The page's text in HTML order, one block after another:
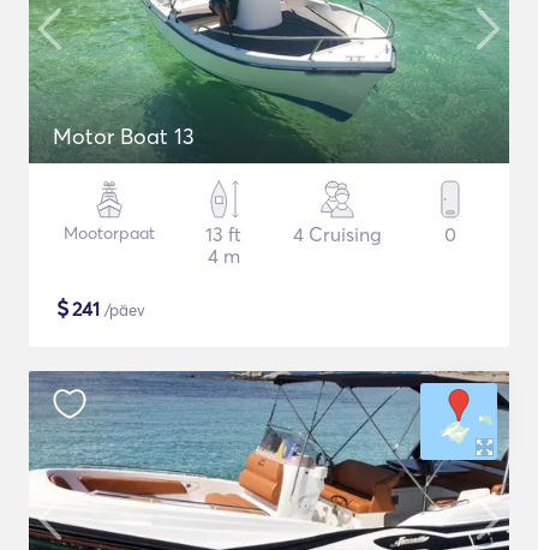
Motor Boat 13
Mootorpaat
13 ft
4 m
4 Cruising 0
$241 /päev